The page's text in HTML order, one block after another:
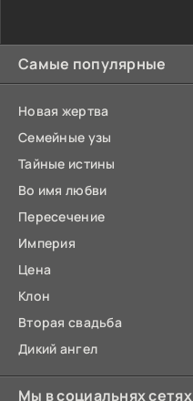
Самые популярные
Новая жертва
Семейные узы
Тайные истины
Во имя любви
Пересечение
Империя
Цена
Клон
Вторая свадьба
Дикий ангел
Мы в социальнях сетях